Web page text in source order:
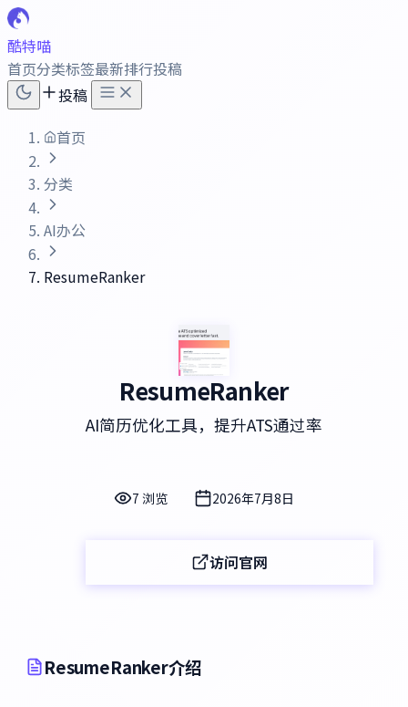
酷特喵
首页分类标签最新排行投稿
投稿
首页
分类
AI办公
ResumeRanker
ResumeRanker
AI简历优化工具，提升ATS通过率
7 浏览 2026年7月8日
访问官网
ResumeRanker介绍